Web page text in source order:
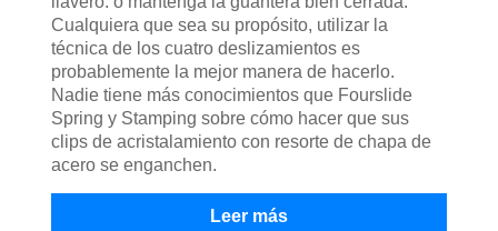
Cualquiera que sea su propósito, utilizar la
técnica de los cuatro deslizamientos es
probablemente la mejor manera de hacerlo.
Nadie tiene más conocimientos que Fourslide
Spring y Stamping sobre cómo hacer que sus
clips de acristalamiento con resorte de chapa de
acero se enganchen.
Leer más